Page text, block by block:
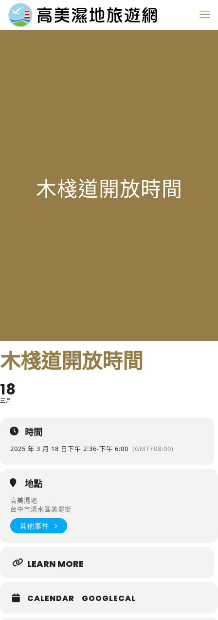
木棧道開放時間
木棧道開放時間
18
三月
時間
2025 年 3 月 18 日下午 2:36-下午 6:00 (GMT+08:00)
地點
高美濕地
台中市清水區美堤街
其他事件
LEARN MORE
CALENDAR GOOGLECAL